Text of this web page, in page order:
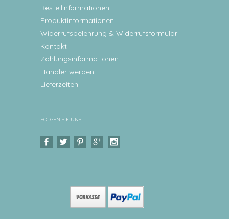
Bestellinformationen
Produktinformationen
Widerrufsbelehrung & Widerrufsformular
Kontakt
Zahlungsinformationen
Händler werden
Lieferzeiten
FOLGEN SIE UNS